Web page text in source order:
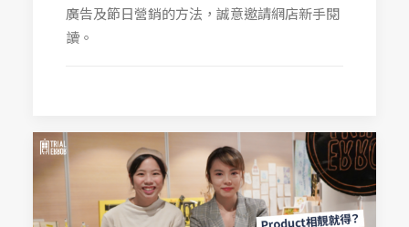
廣告及節日營銷的方法，誠意邀請網店新手閱
讀。